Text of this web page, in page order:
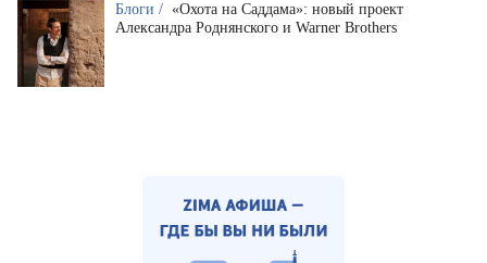
Блоги / «Охота на Саддама»: новый проект
Александра Роднянского и Warner Brothers